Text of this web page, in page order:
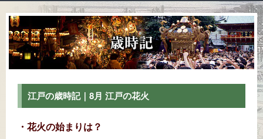
江戸の歳時記｜8月 江戸の花火
・花火の始まりは？